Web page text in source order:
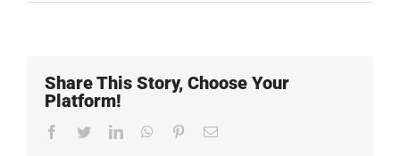
Share This Story, Choose Your
Platform!
Facebook
TwitterLinkedInWhatsApp
PinterestEmail